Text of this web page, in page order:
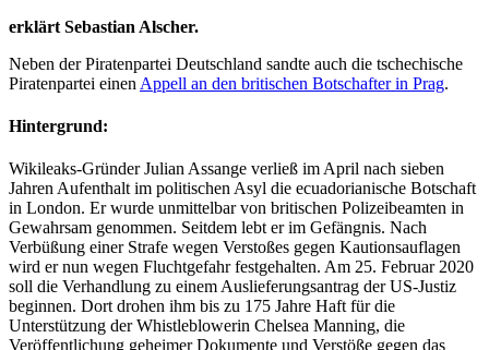
erklärt Sebastian Alscher.
Neben der Piratenpartei Deutschland sandte auch die tschechische
Piratenpartei einen Appell an den britischen Botschafter in Prag.
Hintergrund:
Wikileaks-Gründer Julian Assange verließ im April nach sieben
Jahren Aufenthalt im politischen Asyl die ecuadorianische Botschaft
in London. Er wurde unmittelbar von britischen Polizeibeamten in
Gewahrsam genommen. Seitdem lebt er im Gefängnis. Nach
Verbüßung einer Strafe wegen Verstoßes gegen Kautionsauflagen
wird er nun wegen Fluchtgefahr festgehalten. Am 25. Februar 2020
soll die Verhandlung zu einem Auslieferungsantrag der US-Justiz
beginnen. Dort drohen ihm bis zu 175 Jahre Haft für die
Unterstützung der Whistleblowerin Chelsea Manning, die
Veröffentlichung geheimer Dokumente und Verstöße gegen das